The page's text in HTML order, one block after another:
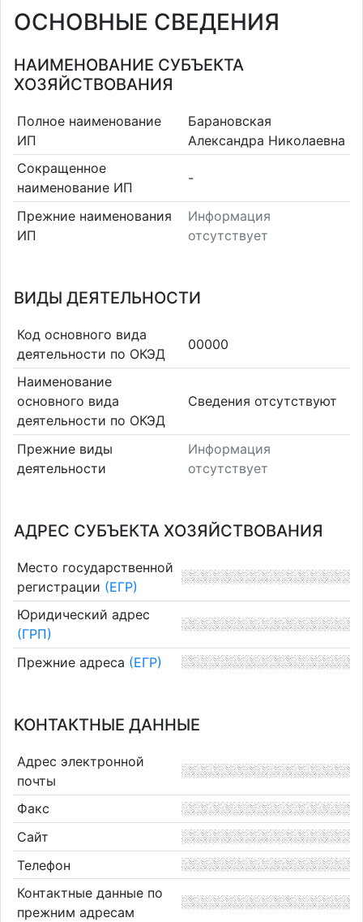
ОСНОВНЫЕ СВЕДЕНИЯ
НАИМЕНОВАНИЕ СУБЪЕКТА
ХОЗЯЙСТВОВАНИЯ
Полное наименование
ИП
Барановская
Александра Николаевна
Сокращенное
наименование ИП
-
Прежние наименования
ИП
Информация
отсутствует
ВИДЫ ДЕЯТЕЛЬНОСТИ
Код основного вида
деятельности по ОКЭД
00000
Наименование
основного вида
деятельности по ОКЭД
Cведения отсутствуют
Прежние виды
деятельности
Информация
отсутствует
АДРЕС СУБЪЕКТА ХОЗЯЙСТВОВАНИЯ
Место государственной
регистрации (ЕГР)
Юридический адрес
(ГРП)
Прежние адреса (ЕГР)
КОНТАКТНЫЕ ДАННЫЕ
Адрес электронной
почты
Факс
Сайт
Телефон
Контактные данные по
прежним адресам